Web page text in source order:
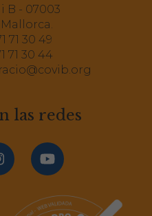
Edición XXIII
Deportiva
B - 07003
71 30 49
71 30 44
las redes